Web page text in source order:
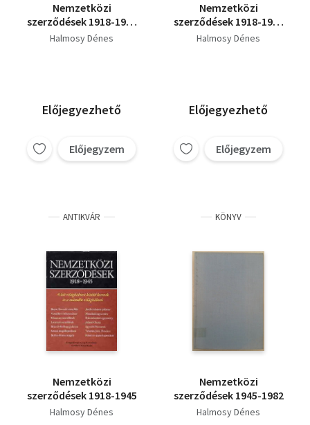
Nemzetközi
szerződések 1918-1945
I.
Halmosy Dénes
Előjegyezhető
Előjegyzem
Nemzetközi
szerződések 1918-1982
I-II.
Halmosy Dénes
Előjegyezhető
Előjegyzem
ANTIKVÁR
Nemzetközi
szerződések 1918-1945
Halmosy Dénes
KÖNYV
Nemzetközi
szerződések 1945-1982
Halmosy Dénes